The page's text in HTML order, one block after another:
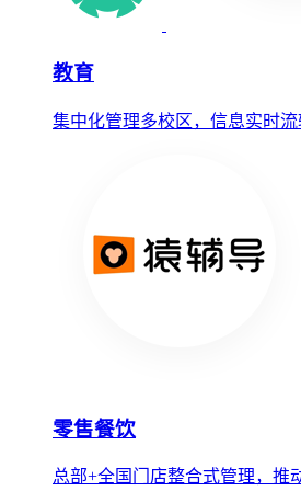
教育
集中化管理多校区，信息实时
零售餐饮
总部+全国门店整合式管理，推